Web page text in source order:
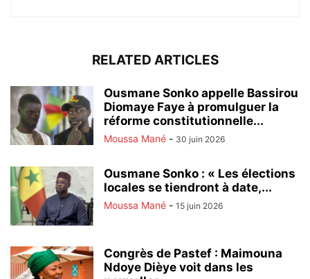
RELATED ARTICLES
Ousmane Sonko appelle Bassirou
Diomaye Faye à promulguer la
réforme constitutionnelle...
Moussa Mané - 30 juin 2026
Ousmane Sonko : « Les élections
locales se tiendront à date,...
Moussa Mané - 15 juin 2026
Congrès de Pastef : Maimouna
Ndoye Dièye voit dans les